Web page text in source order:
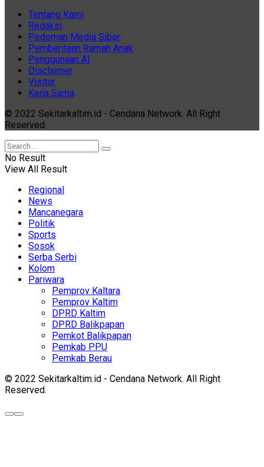
Tentang Kami
Redaksi
Pedoman Media Siber
Pemberitaan Ramah Anak
Penggunaan AI
Disclaimer
Visitor
Kerja Sama
© 2022 Sekitarkaltim.id - Cendana Network. All Right
Reserved.
No Result
View All Result
Regional
News
Mancanegara
Politik
Sports
Sosok
Serba Serbi
Kolom
Pariwara
Pemprov Kaltara
Pemprov Kaltim
DPRD Kaltim
DPRD Balikpapan
Pemkot Balikpapan
Pemkab PPU
Pemkab Berau
© 2022 Sekitarkaltim.id - Cendana Network. All Right
Reserved.